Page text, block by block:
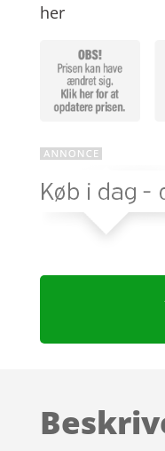
her